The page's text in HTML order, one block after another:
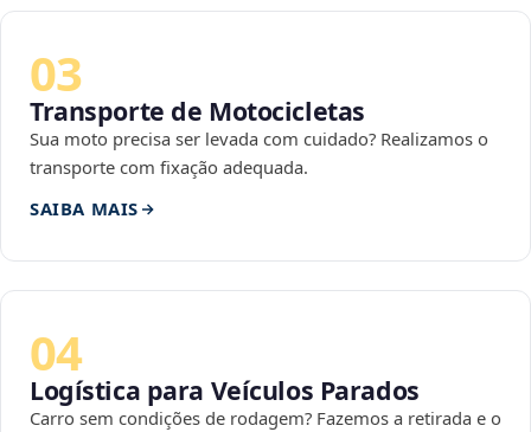
03
Transporte de Motocicletas
Sua moto precisa ser levada com cuidado? Realizamos o
transporte com fixação adequada.
SAIBA MAIS
04
Logística para Veículos Parados
Carro sem condições de rodagem? Fazemos a retirada e o